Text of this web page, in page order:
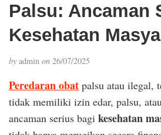
Palsu: Ancaman
Kesehatan
by admin on 26/07/2025
Peredaran obat palsu atau ilegal,
tidak memiliki izin edar, palsu,
ancaman serius bagi kesehatan